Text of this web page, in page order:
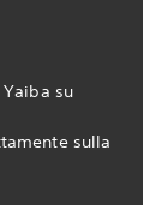
su
sulla